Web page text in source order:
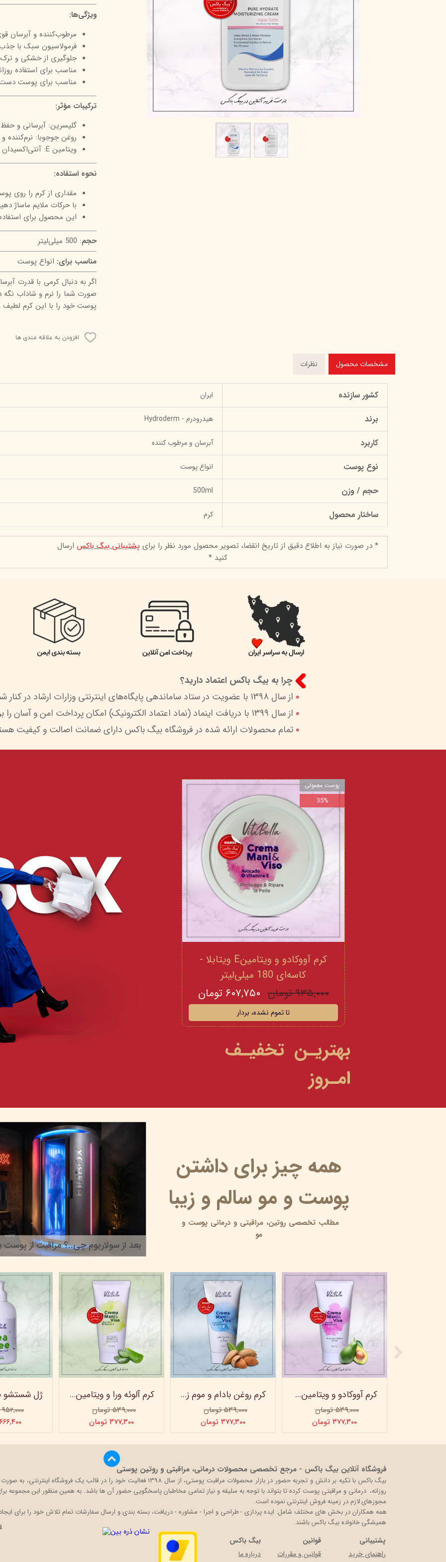
مراقبت چشم
شوینده صورت
ضد جوش و آکنه
ضد قارچ و باکتری
آبرسان و مرطوب کننده
پاک دارو
میکاپ رز
آر یو آکی
شال کوین
اوک
دیپ سنس
سون کوئین
لاکچری کوین
ویژگی‌ها:
مرطوب‌کننده و آبرسان
فرمولاسیون سبک با
جلوگیری از خشکی و
مناسب برای استفاده
مناسب برای پوست
ترکیبات مؤثر:
گلیسرین: آبرسانی و
روغن جوجوبا: نرم‌کننده
ویتامین E: آنتی‌اکسیدان و محافظ پوست
نحوه استفاده:
مقداری از کرم را روی
با حرکات ملایم ماساژ
این محصول برای
حجم: 500 میلی‌لیتر
مناسب برای: انواع پوست
اگر به دنبال کرمی با قدرت
صورت شما را نرم و شاداب نگه
پوست خود را با این کرم لطیف
افزودن به علاقه مندی ها
مشخصات محصول نظرات
کشور سازنده ایران
برند هیدرودرم - Hydroderm
کاربرد آبرسان و مرطوب کننده
نوع پوست انواع پوست
حجم / وزن 500ml
ساختار محصول کرم
* در صورت نیاز به اطلاع دقیق از تاریخ انقضا، تصویر محصول مورد نظر را برای پشتیبانی بیگ باکس ارسال
کنید *
چرا به بیگ باکس اعتماد دارید؟
0 از سال 1398 با عضویت در ستاد ساماندهی پایگاه‌های اینترنتی وزارات ارشاد در کنار شما هستیم.
0 از سال 1399 با دریافت اینماد (نماد اعتماد الکترونیک) امکان پرداخت امن و آسان را برای شما فراهم کردیم.
0 تمام محصولات ارائه شده در فروشگاه بیگ باکس دارای ضمانت اصالت و کیفیت
بهتریـن تخفیـف
امـروز
کرم آووکادو و ویتامینE ویتابلا -
کاسه‌ای 180 میلی‌لیتر
۹۳۵,۰۰۰ تومان ۶۰۷,۷۵۰ تومان
تا تموم نشده، بردار
پوست معمولی
35%
بعد از سولاریوم چی..؟ مراقبت از پوست
همه چیز برای داشتن
پوست و مو سالم و زیبا
مطالب تخصصی روتین،مراقبتی و درمانی پوست و
مو
۹۵۲,۰۰۰ تومان
۶۶۶,۴۰۰
کرم آلوئه ورا و ویتامین e ویتابلا
۵۳۹,۰۰۰ تومان
۳۷۷,۳۰۰ تومان
کرم روغن بادام و موم زنبور عسل ویتابلا - 60 میلی لیتر
۵۳۹,۰۰۰ تومان
۳۷۷,۳۰۰ تومان
کرم آووکادو و ویتامینE ویتابلا - تیوپی 60 میلی‌لیتر
۵۳۹,۰۰۰ تومان
۳۷۷,۳۰۰ تومان
پشتیبانی
راهنمای خرید
قوانین
قوانین و مقررات
بیگ باکس
درباره ما
فروشگاه آنلاین بیگ باکس - مرجع تخصصی محصولات درمانی، مراقبتی و روتین پوستی
بیگ باکس با تکیه بر دانش و تجربه حضور در بازار محصولات مراقبت پوستی، از سال 1398
روزانه، درمانی و مراقبتی پوست کرده تا بتواند با توجه به سلیقه و نیاز تمامی مخاطبان پاسخگویی حضور آن ها باشد. به همین منظور این مجموعه
مجوزهای لازم در زمینه فروش اینترنتی نموده است.
همه همکاران در بخش های مختلف شامل: ایده پردازی - طراحی و اجرا - مشاوره - دریافت، بسته بندی و ارسال سفارشات تمام تلاش خود را برای
همیشگی خانواده بیگ باکس باشند.